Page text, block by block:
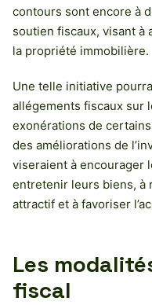
contours sont encore à
soutien fiscaux, visant à
la propriété immobilière.
Une telle initiative
allégements fiscaux sur
exonérations de
des améliorations de
viseraient à encourager
entretenir leurs biens, à
attractif et à favoriser
Les
fiscal